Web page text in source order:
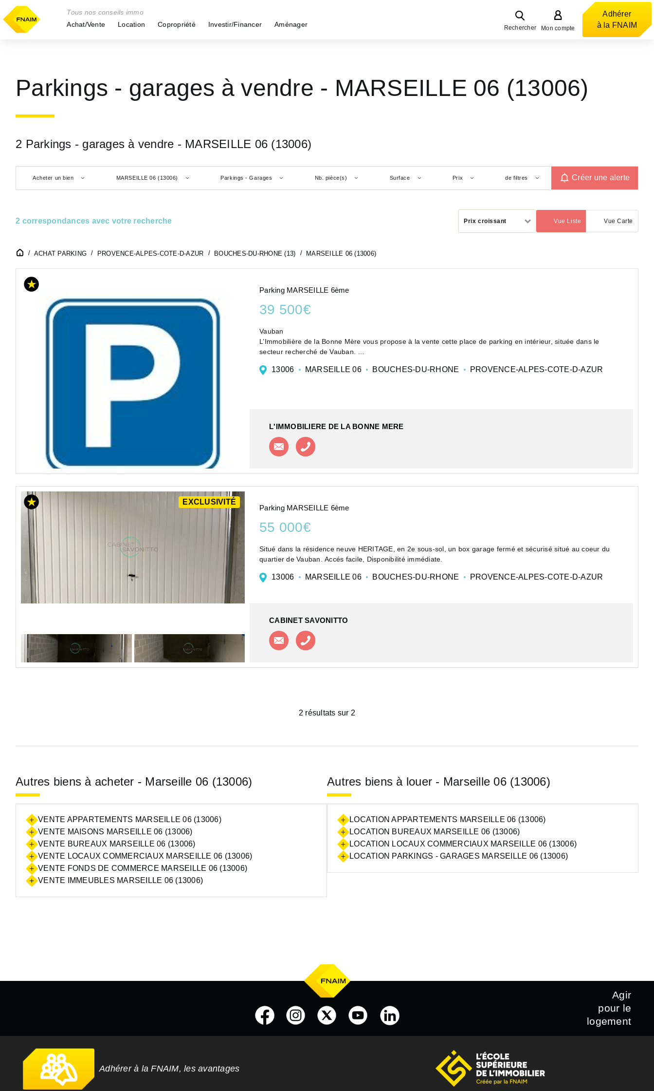
Tous nos conseils immo
Achat/Vente
Location Copropriété Investir/Financer Aménager Rechercher Mon compte
Adhérer
à la FNAIM
Parkings - garages à vendre - MARSEILLE 06 (13006)
2 Parkings - garages à vendre - MARSEILLE 06 (13006)
Acheter un bien MARSEILLE 06 (13006) Parkings - Garages Nb. pièce(s) Surface Prix de filtres Créer une alerte
2 correspondances avec votre recherche Prix croissant Vue Liste
(activé) Vue Carte
ACHAT PARKING PROVENCE-ALPES-COTE-D-AZUR BOUCHES-DU-RHONE (13) MARSEILLE 06 (13006)
Parking MARSEILLE 6ème
39 500€
Vauban
L’Immobilière de la Bonne Mère vous propose à la vente cette place de parking en intérieur, située dans le
secteur recherché de Vauban.
13006 MARSEILLE 06 BOUCHES-DU-RHONE PROVENCE-ALPES-COTE-D-AZUR
L'IMMOBILIERE DE LA BONNE MERE
Contacter l'agence
EXCLUSIVITÉ
Parking MARSEILLE 6ème
55 000€
Situé dans la résidence neuve HERITAGE, en 2e sous-sol, un box garage fermé et sécurisé situé au coeur du
quartier de Vauban. Accés facile, Disponibilité immédiate.
13006 MARSEILLE 06 BOUCHES-DU-RHONE PROVENCE-ALPES-COTE-D-AZUR
CABINET SAVONITTO
Contacter l'agence
2 résultats sur 2
Autres biens à acheter - Marseille 06 (13006)
VENTE APPARTEMENTS MARSEILLE 06 (13006)
VENTE MAISONS MARSEILLE 06 (13006)
VENTE BUREAUX MARSEILLE 06 (13006)
VENTE LOCAUX COMMERCIAUX MARSEILLE 06 (13006)
VENTE FONDS DE COMMERCE MARSEILLE 06 (13006)
VENTE IMMEUBLES MARSEILLE 06 (13006)
Autres biens à louer - Marseille 06 (13006)
LOCATION APPARTEMENTS MARSEILLE 06 (13006)
LOCATION BUREAUX MARSEILLE 06 (13006)
LOCATION LOCAUX COMMERCIAUX MARSEILLE 06 (13006)
LOCATION PARKINGS - GARAGES MARSEILLE 06 (13006)
Agir
pour le
logement
Adhérer à la FNAIM, les avantages